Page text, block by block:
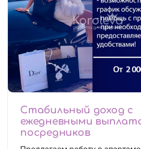
Стабильный доход с
ежедневными
посредников